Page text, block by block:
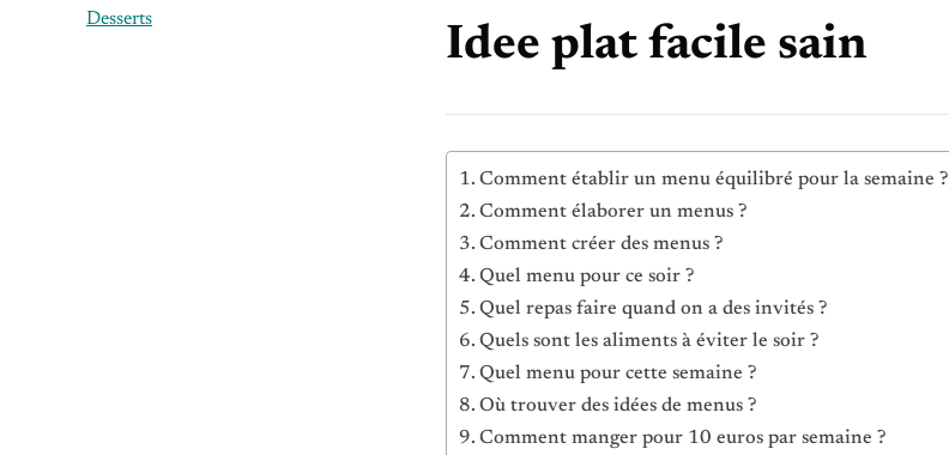
Idee plat facile sain
Comment établir un menu équilibré pour la semaine ?
Comment élaborer un menus ?
Comment créer des menus ?
Quel menu pour ce soir ?
Quel repas faire quand on a des invités ?
Quels sont les aliments à éviter le soir ?
Quel menu pour cette semaine ?
Où trouver des idées de menus ?
Comment manger pour 10 euros par semaine ?
Desserts